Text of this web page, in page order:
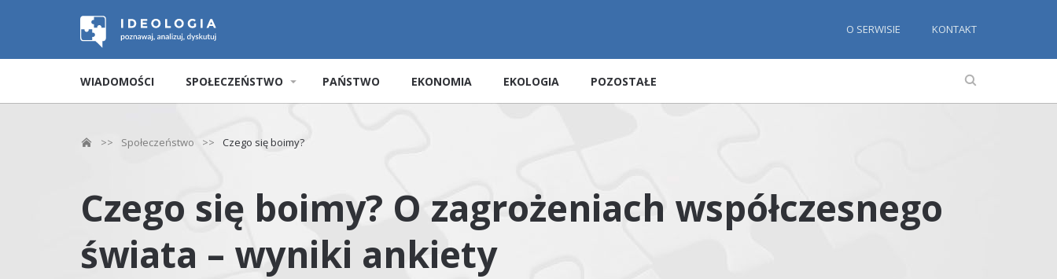
O SERWISIE KONTAKT
WIADOMOŚCI SPOŁECZEŃSTWO PAŃSTWO EKONOMIA EKOLOGIA POZOSTAŁE
>> Społeczeństwo >> Czego się boimy?
Czego się boimy? O zagrożeniach współczesnego
świata – wyniki ankiety